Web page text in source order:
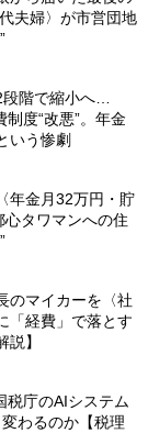
夫婦〉が市営団地
段階で縮小へ…
度“改悪”。年金
いう惨劇
年金月32万円・貯
タワマンへの住
のマイカーを〈社
「経費」で落とす
】
庁のAIシステム
わるのか【税理